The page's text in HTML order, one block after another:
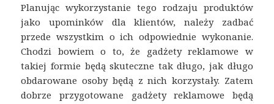
Planując wykorzystanie tego rodzaju produktów
jako upominków dla klientów, należy zadbać
przede wszystkim o ich odpowiednie wykonanie.
Chodzi bowiem o to, że gadżety reklamowe w
takiej formie będą skuteczne tak długo, jak długo
obdarowane osoby będą z nich korzystały. Zatem
dobrze przygotowane gadżety reklamowe będą